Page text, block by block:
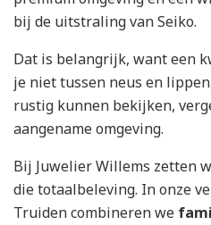
bij de uitstraling van Seiko.
Dat is belangrijk, want een
je niet tussen neus en
rustig kunnen bekijken,
aangename omgeving.
Bij Juwelier Willems zetten
die totaalbeleving. In onze
Truiden combineren we